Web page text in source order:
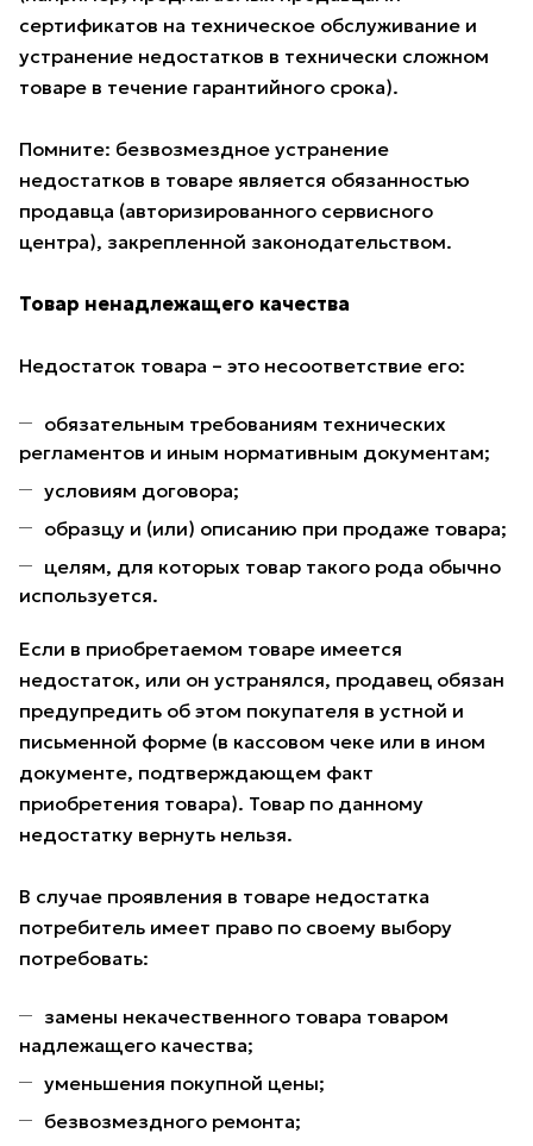
сертификатов на техническое обслуживание и
устранение недостатков в технически сложном
товаре в течение гарантийного срока).
Помните: безвозмездное устранение
недостатков в товаре является обязанностью
продавца (авторизированного сервисного
центра), закрепленной законодательством.
Товар ненадлежащего качества
Недостаток товара – это несоответствие его:
обязательным требованиям технических
регламентов и иным нормативным документам;
условиям договора;
образцу и (или) описанию при продаже товара;
целям, для которых товар такого рода обычно
используется.
Если в приобретаемом товаре имеется
недостаток, или он устранялся, продавец обязан
предупредить об этом покупателя в устной и
письменной форме (в кассовом чеке или в ином
документе, подтверждающем факт
приобретения товара). Товар по данному
недостатку вернуть нельзя.
В случае проявления в товаре недостатка
потребитель имеет право по своему выбору
потребовать:
замены некачественного товара товаром
надлежащего качества;
уменьшения покупной цены;
безвозмездного ремонта;